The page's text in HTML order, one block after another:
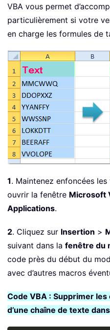
VBA vous permet
particulièrement si votre
en charge les formules de
1. Maintenez enfoncées les
ouvrir la fenêtre Microsoft
Applications.
2. Cliquez sur Insertion >
suivant dans la fenêtre du
code près du début du
avec d’autres macros
Code VBA : Supprimer
d’une chaîne de texte